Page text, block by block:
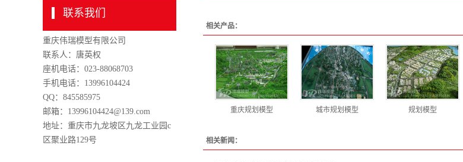
联系我们
重庆伟瑞模型有限公司
联系人：唐英权
座机电话：023-88068703
手机电话：13996104424
QQ：845585975
邮箱：13996104424@139.com
地址：重庆市九龙坡区九龙工业园c
区聚业路129号
相关产品：
重庆规划模型 城市规划模型 规划模型
相关新闻：